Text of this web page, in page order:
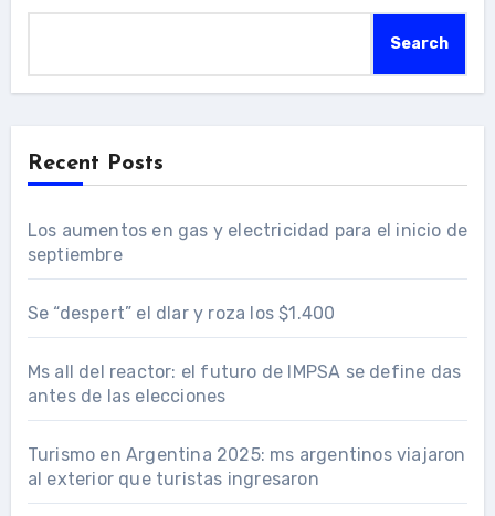
Search
Recent Posts
Los aumentos en gas y electricidad para el inicio de
septiembre
Se “despert” el dlar y roza los $1.400
Ms all del reactor: el futuro de IMPSA se define das
antes de las elecciones
Turismo en Argentina 2025: ms argentinos viajaron
al exterior que turistas ingresaron